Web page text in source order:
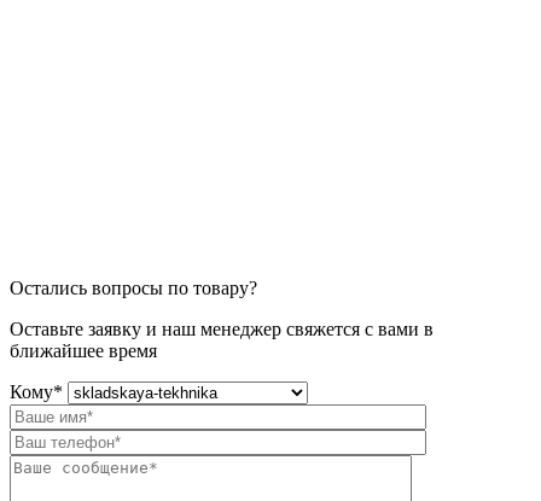
Остались вопросы по товару?
Оставьте заявку и наш менеджер свяжется с вами в
ближайшее время
Кому*